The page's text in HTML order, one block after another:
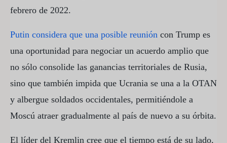
febrero de 2022.
Putin considera que una posible reunión con Trump es
una oportunidad para negociar un acuerdo amplio que
no sólo consolide las ganancias territoriales de Rusia,
sino que también impida que Ucrania se una a la OTAN
y albergue soldados occidentales, permitiéndole a
Moscú atraer gradualmente al país de nuevo a su órbita.
El líder del Kremlin cree que el tiempo está de su lado,